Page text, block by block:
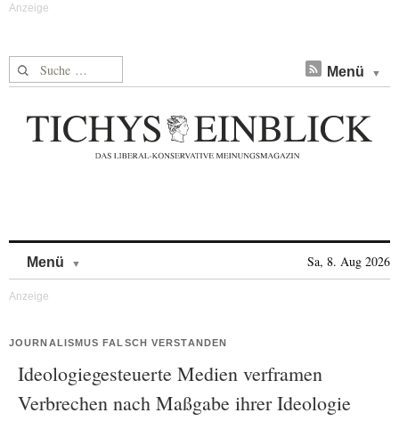
Suche nach: Menü
Menü Sa, 8. Aug 2026
JOURNALISMUS FALSCH VERSTANDEN
Ideologiegesteuerte Medien verframen
Verbrechen nach Maßgabe ihrer Ideologie